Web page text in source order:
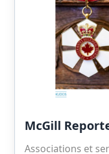
McGill
Associations et